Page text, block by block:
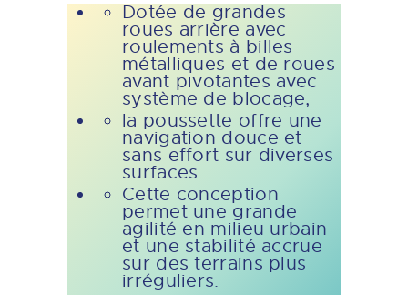
Dotée de grandes
roues arrière avec
roulements à billes
métalliques et de roues
avant pivotantes avec
système de blocage,
la poussette offre une
navigation douce et
sans effort sur diverses
surfaces.
Cette conception
permet une grande
agilité en milieu urbain
et une stabilité accrue
sur des terrains plus
irréguliers.